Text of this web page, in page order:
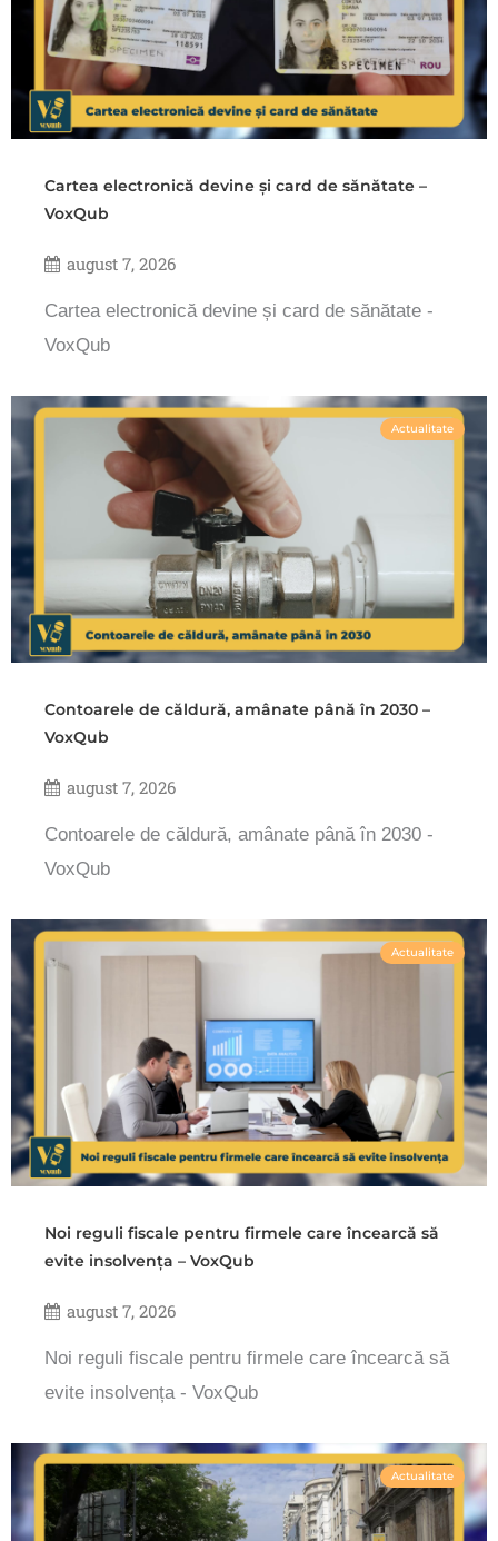
Cartea electronică devine și card de sănătate –
VoxQub
august 7, 2026
Cartea electronică devine și card de sănătate -
VoxQub
Actualitate
Contoarele de căldură, amânate până în 2030 –
VoxQub
august 7, 2026
Contoarele de căldură, amânate până în 2030 -
VoxQub
Actualitate
Noi reguli fiscale pentru firmele care încearcă să
evite insolvența – VoxQub
august 7, 2026
Noi reguli fiscale pentru firmele care încearcă să
evite insolvența - VoxQub
Actualitate